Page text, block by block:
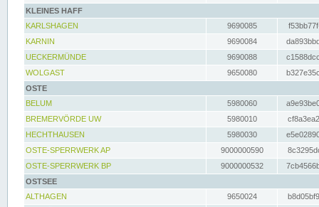
KLEINES HAFF
KARLSHAGEN
9690085
KARNIN
9690084
UECKERMÜNDE
9690088
WOLGAST
9650080
OSTE
BELUM
5980060
BREMERVÖRDE UW
5980010
HECHTHAUSEN
5980030
OSTE-SPERRWERK AP
9000000590
OSTE-SPERRWERK BP
9000000532
OSTSEE
ALTHAGEN
9650024